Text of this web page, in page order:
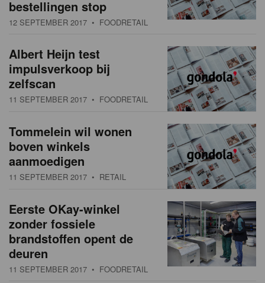
bestellingen stop
12 SEPTEMBER 2017 • FOODRETAIL
Albert Heijn test
impulsverkoop bij
zelfscan
11 SEPTEMBER 2017 • FOODRETAIL
Tommelein wil wonen
boven winkels
aanmoedigen
11 SEPTEMBER 2017 • RETAIL
Eerste OKay-winkel
zonder fossiele
brandstoffen opent de
deuren
11 SEPTEMBER 2017 • FOODRETAIL